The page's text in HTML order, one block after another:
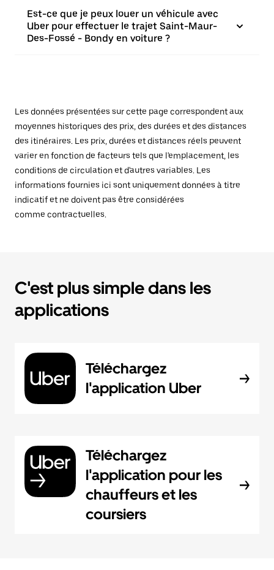
Est-ce que je peux louer un véhicule avec
Uber pour effectuer le trajet Saint-Maur-
Des-Fossé - Bondy en voiture ?
Les données présentées sur cette page correspondent aux
moyennes historiques des prix, des durées et des distances
des itinéraires. Les prix, durées et distances réels peuvent
varier en fonction de facteurs tels que l'emplacement, les
conditions de circulation et d'autres variables. Les
informations fournies ici sont uniquement données à titre
indicatif et ne doivent pas être considérées
comme contractuelles.
C'est plus simple dans les
applications
Téléchargez
l'application Uber
Téléchargez
l'application pour les
chauffeurs et les
coursiers